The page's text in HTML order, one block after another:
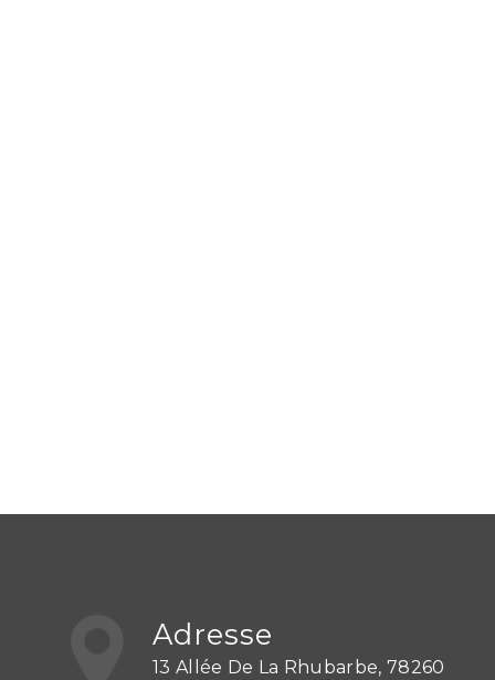
Adresse
13 Allée De La Rhubarbe, 78260